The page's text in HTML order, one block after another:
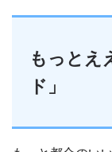
もっとえ
ド」